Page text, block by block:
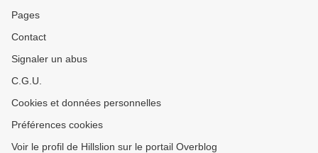
Pages
Contact
Signaler un abus
C.G.U.
Cookies et données personnelles
Préférences cookies
Voir le profil de Hillslion sur le portail Overblog